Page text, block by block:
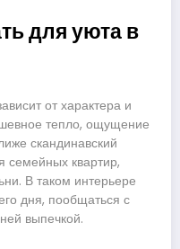
для уюта в
от характера и
тепло, ощущение
скандинавский
семейных квартир,
В таком интерьере
дня, пообщаться с
выпечкой.